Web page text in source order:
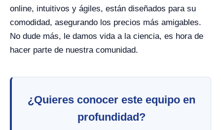
online, intuitivos y ágiles, están diseñados para su
comodidad, asegurando los precios más amigables.
No dude más, le damos vida a la ciencia, es hora de
hacer parte de nuestra comunidad.
¿Quieres conocer este equipo en
profundidad?